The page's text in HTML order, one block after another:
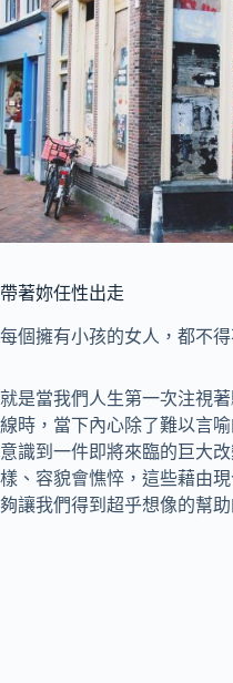
帶著妳任性出走
每個擁有小孩的女人，都不
就是當我們人生第一次注視
線時，當下內心除了難以言
意識到一件即將來臨的巨大
樣、容貌會憔悴，這些藉由
夠讓我們得到超乎想像的幫助